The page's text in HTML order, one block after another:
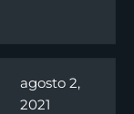
agosto 2,
2021